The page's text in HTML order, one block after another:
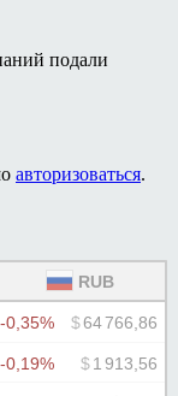
подали
авторизоваться.